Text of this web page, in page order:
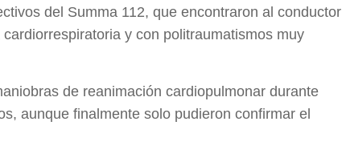
del Summa 112, que encontraron al conductor
y con politraumatismos muy
de reanimación cardiopulmonar durante
aunque finalmente solo pudieron confirmar el